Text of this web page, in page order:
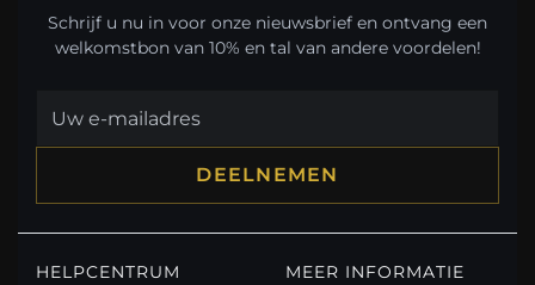
Schrijf u nu in voor onze nieuwsbrief en ontvang een
welkomstbon van 10% en tal van andere voordelen!
DEELNEMEN
HELPCENTRUM MEER INFORMATIE